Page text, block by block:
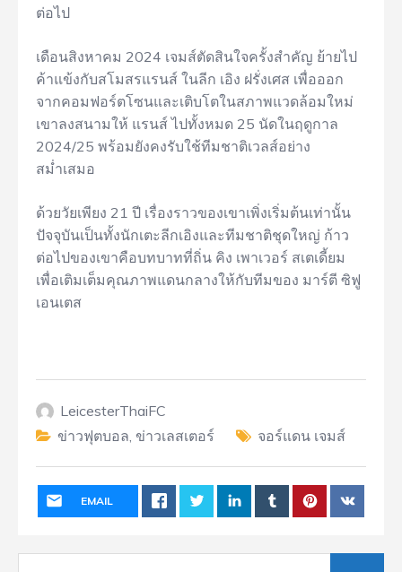
ต่อไป
เดือนสิงหาคม 2024 เจมส์ตัดสินใจครั้งสำคัญ ย้ายไป
ค้าแข้งกับสโมสรแรนส์ ในลีก เอิง ฝรั่งเศส เพื่อออก
จากคอมฟอร์ตโซนและเติบโตในสภาพแวดล้อมใหม่
เขาลงสนามให้ แรนส์ ไปทั้งหมด 25 นัดในฤดูกาล
2024/25 พร้อมยังคงรับใช้ทีมชาติเวลส์อย่าง
สม่ำเสมอ
ด้วยวัยเพียง 21 ปี เรื่องราวของเขาเพิ่งเริ่มต้นเท่านั้น
ปัจจุบันเป็นทั้งนักเตะลีกเอิงและทีมชาติชุดใหญ่ ก้าว
ต่อไปของเขาคือบทบาทที่ถิ่น คิง เพาเวอร์ สเตเดี้ยม
เพื่อเติมเต็มคุณภาพแดนกลางให้กับทีมของ มาร์ตี ซิฟู
เอนเตส
LeicesterThaiFC
ข่าวฟุตบอล ข่าวเลสเตอร์ จอร์แดน เจมส์
EMAIL